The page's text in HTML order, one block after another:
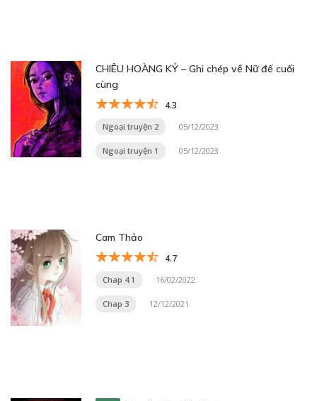
CHIÊU HOÀNG KỶ – Ghi chép về Nữ đế cuối
cùng
4.3
Ngoại truyện 2 05/12/2023
Ngoại truyện 1 05/12/2023
Cam Thảo
4.7
Chap 4.1 16/02/2022
Chap 3 12/12/2021